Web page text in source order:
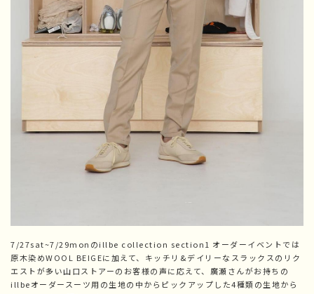
7/27sat~7/29monのillbe collection section1 オーダーイベントでは
原木染めWOOL BEIGEに加えて、キッチリ&デイリーなスラックスのリク
エストが多い山口ストアーのお客様の声に応えて、廣瀬さんがお持ちの
illbeオーダースーツ用の生地の中からピックアップした4種類の生地から